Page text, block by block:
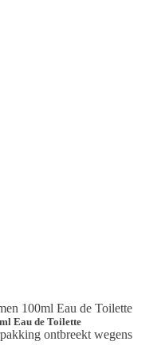
Eau de Toilette
ontbreekt wegens